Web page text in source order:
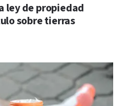
ley de propiedad
sobre tierras